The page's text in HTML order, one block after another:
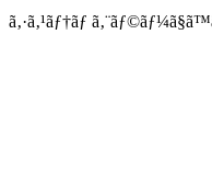
ã‚·ã‚¹ãƒ†ãƒ